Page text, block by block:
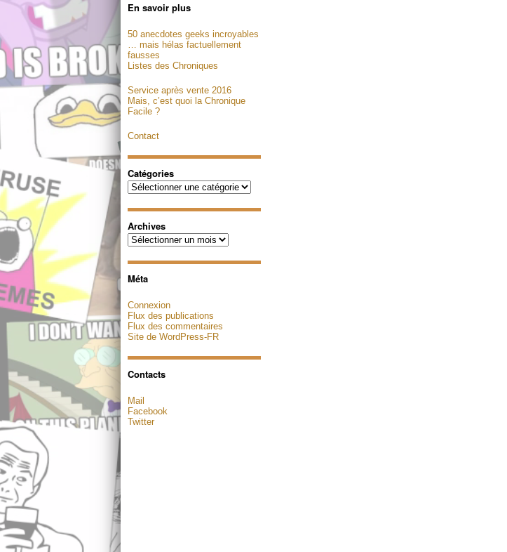
En savoir plus
50 anecdotes geeks incroyables
… mais hélas factuellement
fausses
Listes des Chroniques
Service après vente 2016
Mais, c’est quoi la Chronique
Facile ?
Contact
Catégories
Catégories
Archives
Archives
Méta
Connexion
Flux des publications
Flux des commentaires
Site de WordPress-FR
Contacts
Mail
Facebook
Twitter